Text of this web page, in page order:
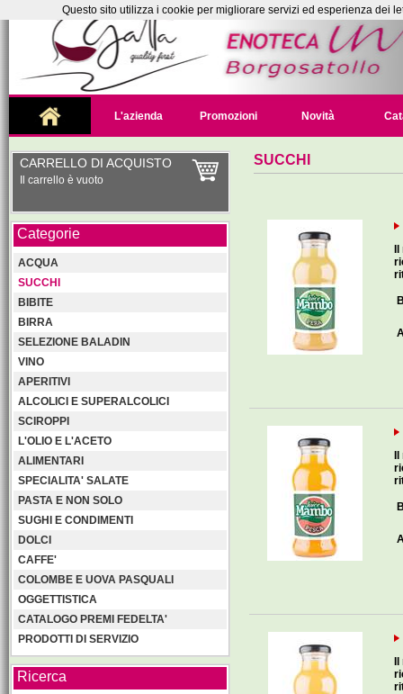
L'azienda Promozioni Novità
CARRELLO DI ACQUISTO
Il carrello è vuoto
Categorie
ACQUA
SUCCHI
BIBITE
BIRRA
SELEZIONE BALADIN
VINO
APERITIVI
ALCOLICI E SUPERALCOLICI
SCIROPPI
L'OLIO E L'ACETO
ALIMENTARI
SPECIALITA' SALATE
PASTA E NON SOLO
SUGHI E CONDIMENTI
DOLCI
CAFFE'
COLOMBE E UOVA PASQUALI
OGGETTISTICA
CATALOGO PREMI FEDELTA'
PRODOTTI DI SERVIZIO
Ricerca
SUCCHI
Questo sito utilizza i cookie per migliorare servizi ed esperienza dei